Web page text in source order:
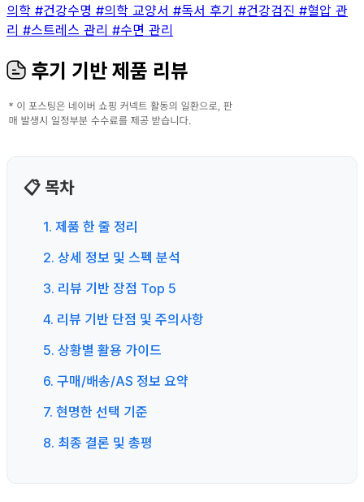
의학 #건강수명 #의학 교양서 #독서 후기 #건강검진 #혈압 관
리 #스트레스 관리 #수면 관리
후기 기반 제품 리뷰
📋 목차
1. 제품 한 줄 정리
2. 상세 정보 및 스펙 분석
3. 리뷰 기반 장점 Top 5
4. 리뷰 기반 단점 및 주의사항
5. 상황별 활용 가이드
6. 구매/배송/AS 정보 요약
7. 현명한 선택 기준
8. 최종 결론 및 총평